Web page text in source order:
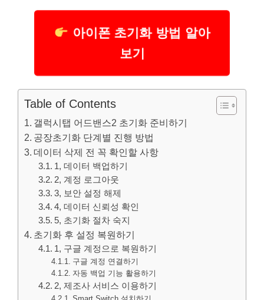
아이폰 초기화 방법 알아
보기
Table of Contents
갤럭시탭 어드밴스2 초기화 준비하기
공장초기화 단계별 진행 방법
데이터 삭제 전 꼭 확인할 사항
1, 데이터 백업하기
2, 계정 로그아웃
3, 보안 설정 해제
4, 데이터 신뢰성 확인
5, 초기화 절차 숙지
초기화 후 설정 복원하기
1, 구글 계정으로 복원하기
구글 계정 연결하기
자동 백업 기능 활용하기
2, 제조사 서비스 이용하기
Smart Switch 설치하기